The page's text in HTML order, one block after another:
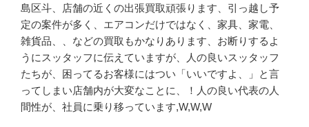
島区斗、店舗の近くの出張買取頑張ります、引っ越し予
定の案件が多く、エアコンだけではなく、家具、家電、
雑貨品、、などの買取もかなりあります、お断りするよ
うにスッタッフに伝えていますが、人の良いスッタッフ
たちが、困ってるお客様にはつい「いいですよ、」と言
ってしまい店舗内が大変なことに、！人の良い代表の人
間性が、社員に乗り移っています,W,W,W